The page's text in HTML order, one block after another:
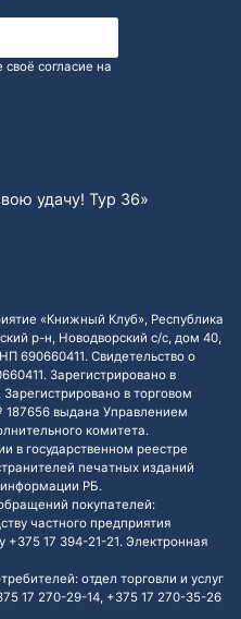
согласие на
удачу! Тур 36»
«Книжный Клуб», Республика
р-н, Новодворский с/с, дом 40,
690660411. Свидетельство о
Зарегистрировано в
в торговом
187656 выдана Управлением
комитета.
в государственном реестре
печатных изданий
информации РБ.
покупателей:
частного предприятия
+375 17 394-21-21. Электронная
отдел торговли и услуг
17 270-29-14, +375 17 270-35-26